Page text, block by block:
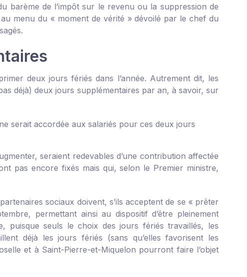
barème de l’impôt sur le revenu ou la suppression de
menu du « moment de vérité » dévoilé par le chef du
deux jours fériés dans l’année. Autrement dit, les
déjà) deux jours supplémentaires par an, à savoir, sur
serait accordée aux salariés pour ces deux jours
seraient redevables d’une contribution affectée
pas encore fixés mais qui, selon le Premier ministre,
sociaux doivent, s’ils acceptent de se « prêter
permettant ainsi au dispositif d’être pleinement
seuls le choix des jours fériés travaillés, les
déjà les jours fériés (sans qu’elles favorisent les
et à Saint-Pierre-et-Miquelon pourront faire l’objet